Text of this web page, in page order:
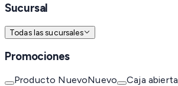
Sucursal
Todas las sucursales
Promociones
Producto NuevoNuevo Caja abierta